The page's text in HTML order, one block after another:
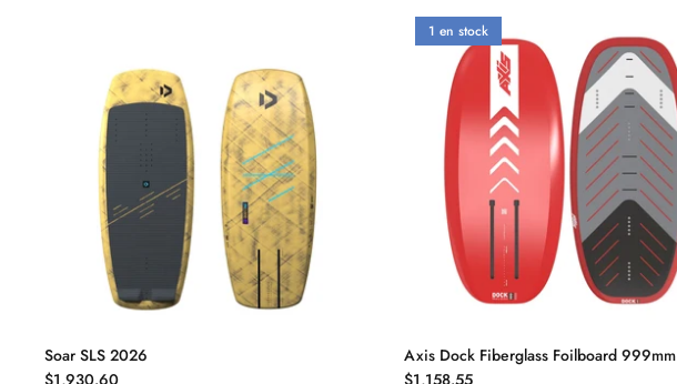
Soar SLS 2026
$1,930.60
1 en stock
Axis Dock Fiberglass Foilboard 999mm
$1,158.55